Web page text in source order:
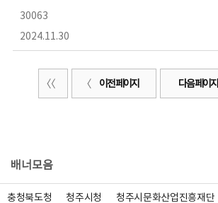
30063
2024.11.30
이전 페이지 다음 페이지
배너모음
충청북도청 청주시청 청주시문화산업진흥재단